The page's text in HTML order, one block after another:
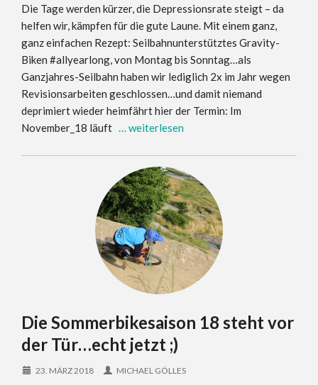
Die Tage werden kürzer, die Depressionsrate steigt – da
helfen wir, kämpfen für die gute Laune. Mit einem ganz,
ganz einfachen Rezept: Seilbahnunterstütztes Gravity-
Biken #allyearlong, von Montag bis Sonntag…als
Ganzjahres-Seilbahn haben wir lediglich 2x im Jahr wegen
Revisionsarbeiten geschlossen…und damit niemand
deprimiert wieder heimfährt hier der Termin: Im
November_18 läuft … weiterlesen
Die Sommerbikesaison 18 steht vor
der Tür…echt jetzt ;)
23. MÄRZ 2018 MICHAEL GÖLLES